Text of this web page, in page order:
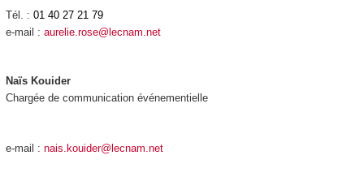
Tél. : 01 40 27 21 79
e-mail : aurelie.rose@lecnam.net
Naïs Kouider
Chargée de communication événementielle
e-mail : nais.kouider@lecnam.net